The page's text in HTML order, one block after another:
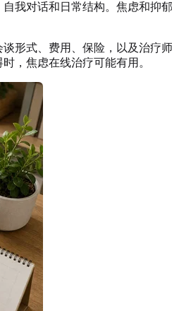
我对话和日常结构。焦虑和抑
形式、费用、保险，以及治
，焦虑在线治疗可能有用。